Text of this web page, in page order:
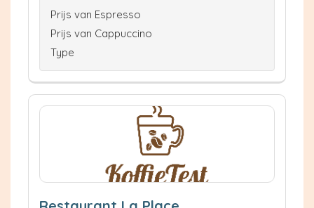
Prijs van Espresso
Prijs van Cappuccino
Type